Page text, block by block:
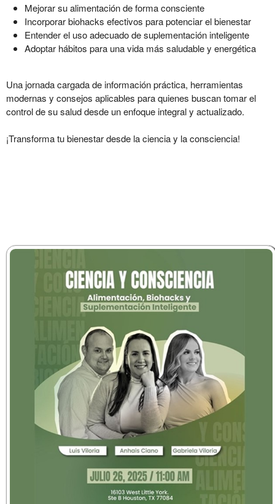
Mejorar su alimentación de forma consciente
Incorporar biohacks efectivos para potenciar el bienestar
Entender el uso adecuado de suplementación inteligente
Adoptar hábitos para una vida más saludable y energética
Una jornada cargada de información práctica, herramientas
modernas y consejos aplicables para quienes buscan tomar el
control de su salud desde un enfoque integral y actualizado.
¡Transforma tu bienestar desde la ciencia y la consciencia!